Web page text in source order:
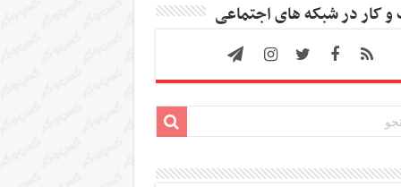
کار در شبکه های اجتماعی